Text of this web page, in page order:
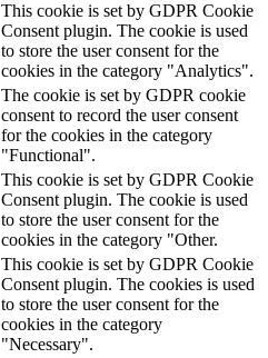
This cookie is set by GDPR Cookie
Consent plugin. The cookie is used
to store the user consent for the
cookies in the category "Analytics".
The cookie is set by GDPR cookie
consent to record the user consent
for the cookies in the category
"Functional".
This cookie is set by GDPR Cookie
Consent plugin. The cookie is used
to store the user consent for the
cookies in the category "Other.
This cookie is set by GDPR Cookie
Consent plugin. The cookies is used
to store the user consent for the
cookies in the category
"Necessary".